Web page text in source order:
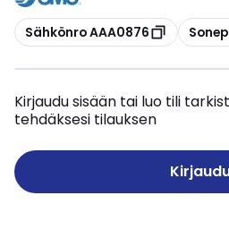
Kopioi
Sähkönro AAA0876 Kopioi
Kirjaudu sisään tai luo tili
tehdäksesi tilauksen